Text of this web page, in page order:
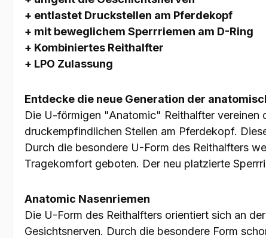
+ entlastet Druckstellen am Pferdekopf
+ mit beweglichem Sperrriemen am D-Ring
+ Kombiniertes Reithalfter
+ LPO Zulassung
Entdecke die neue Generation der
Die U-förmigen "Anatomic" Reithalfter vereinen
druckempfindlichen Stellen am Pferdekopf.
Durch die besondere U-Form des Reithalfters
Tragekomfort geboten. Der neu platzierte
Anatomic Nasenriemen
Die U-Form des Reithalfters orientiert sich an
Gesichtsnerven. Durch die besondere Form